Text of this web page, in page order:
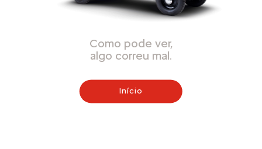
Como pode ver,
algo correu mal.
Início